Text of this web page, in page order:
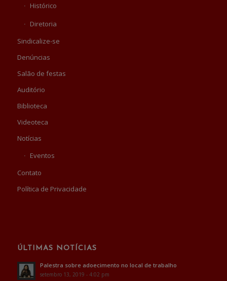
Histórico
Diretoria
Sindicalize-se
Denúncias
Salão de festas
Auditório
Biblioteca
Videoteca
Notícias
Eventos
Contato
Política de Privacidade
ÚLTIMAS NOTÍCIAS
Palestra sobre adoecimento no local de trabalho
setembro 13, 2019 - 4:02 pm